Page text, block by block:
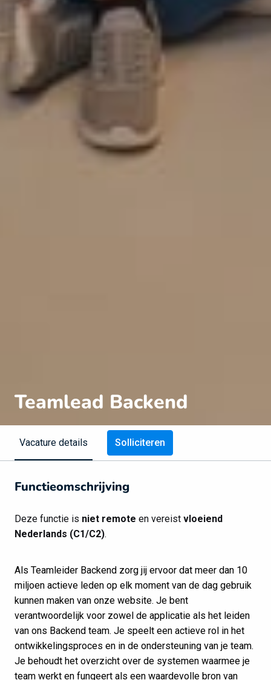
Teamlead Backend
Vacature details Solliciteren
Functieomschrijving
Deze functie is niet remote en vereist vloeiend
Nederlands (C1/C2).
Als Teamleider Backend zorg jij ervoor dat meer dan 10
miljoen actieve leden op elk moment van de dag gebruik
kunnen maken van onze website. Je bent
verantwoordelijk voor zowel de applicatie als het leiden
van ons Backend team. Je speelt een actieve rol in het
ontwikkelingsproces en in de ondersteuning van je team.
Je behoudt het overzicht over de systemen waarmee je
team werkt en fungeert als een waardevolle bron van